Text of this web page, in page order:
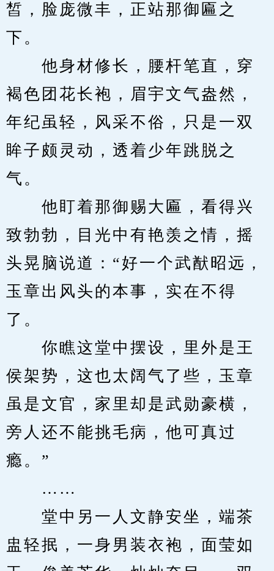
皙，脸庞微丰，正站那御匾之
下。
他身材修长，腰杆笔直，穿
褐色团花长袍，眉宇文气盎然，
年纪虽轻，风采不俗，只是一双
眸子颇灵动，透着少年跳脱之
气。
他盯着那御赐大匾，看得兴
致勃勃，目光中有艳羡之情，摇
头晃脑说道：“好一个武猷昭远，
玉章出风头的本事，实在不得
了。
你瞧这堂中摆设，里外是王
侯架势，这也太阔气了些，玉章
虽是文官，家里却是武勋豪横，
旁人还不能挑毛病，他可真过
瘾。”
……
堂中另一人文静安坐，端茶
盅轻抿，一身男装衣袍，面莹如